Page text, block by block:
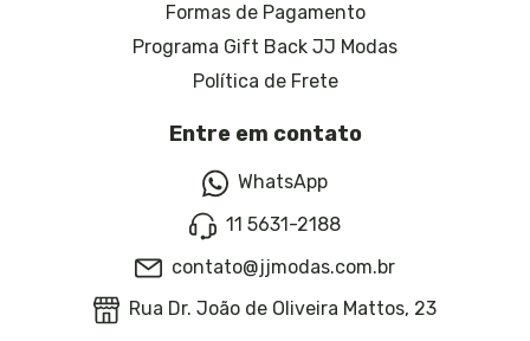
Formas de Pagamento
Programa Gift Back JJ Modas
Política de Frete
Entre em contato
WhatsApp
11 5631-2188
contato@jjmodas.com.br
Rua Dr. João de Oliveira Mattos, 23